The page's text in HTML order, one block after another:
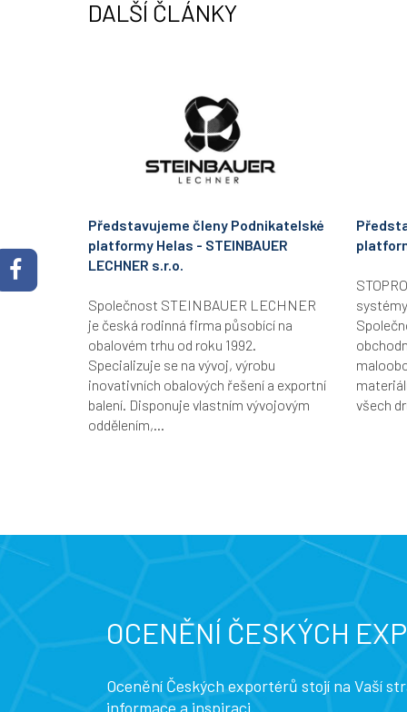
DALŠÍ ČLÁNKY
Představujeme členy Podnikatelské
platformy Helas - STEINBAUER
LECHNER s.r.o.
Společnost STEINBAUER LECHNER
je česká rodinná firma působící na
obalovém trhu od roku 1992.
Specializuje se na vývoj, výrobu
inovativních obalových řešení a exportní
balení. Disponuje vlastním vývojovým
oddělením,...
všech
OCENĚNÍ ČESKÝCH
Ocenění Českých exportérů stojí na Vaší
informace a inspiraci.